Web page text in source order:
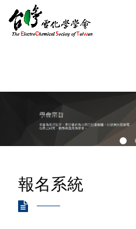
報名系統